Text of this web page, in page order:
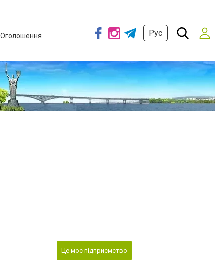
Оголошення
Рус
Це моє підприємство